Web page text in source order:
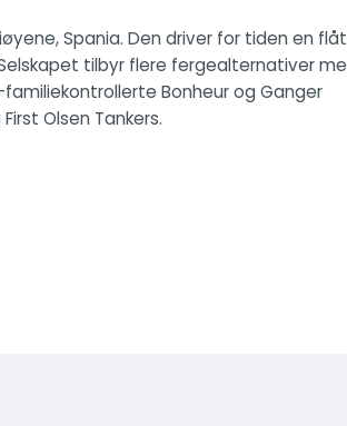
Spania. Den driver for tiden en
tilbyr flere fergealternativer
Bonheur og Ganger
Olsen Tankers.